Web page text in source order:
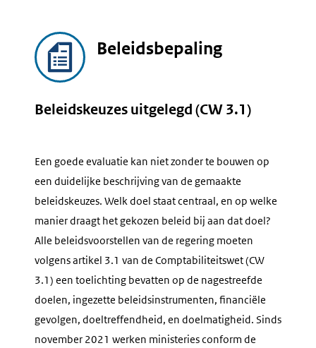
Beleidsbepaling
Beleidskeuzes uitgelegd (CW 3.1)
Een goede evaluatie kan niet zonder te bouwen op
een duidelijke beschrijving van de gemaakte
beleidskeuzes. Welk doel staat centraal, en op welke
manier draagt het gekozen beleid bij aan dat doel?
Alle beleidsvoorstellen van de regering moeten
volgens artikel 3.1 van de Comptabiliteitswet (CW
3.1) een toelichting bevatten op de nagestreefde
doelen, ingezette beleidsinstrumenten, financiële
gevolgen, doeltreffendheid, en doelmatigheid. Sinds
november 2021 werken ministeries conform de